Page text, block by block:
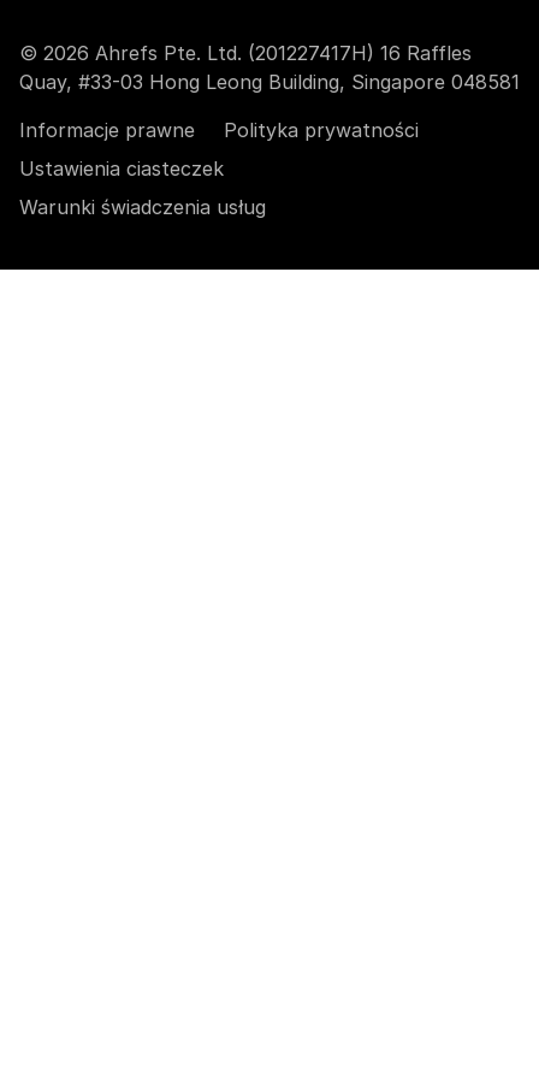
© 2026 Ahrefs Pte. Ltd. (201227417H) 16 Raffles
Quay, #33-03 Hong Leong Building, Singapore 048581
Informacje prawne
Polityka prywatności
Ustawienia ciasteczek
Warunki świadczenia usług